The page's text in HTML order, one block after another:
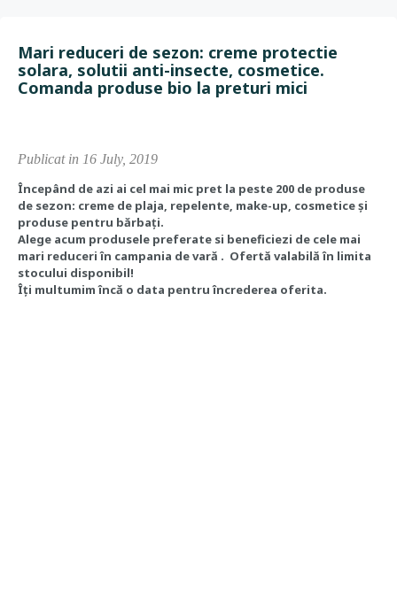
Mari reduceri de sezon: creme protectie
solara, solutii anti-insecte, cosmetice.
Comanda produse bio la preturi mici
Publicat in 16 July, 2019
Începând de azi ai cel mai mic pret la peste 200 de produse
de sezon: creme de plaja, repelente, make-up, cosmetice și
produse pentru bărbați.
Alege acum produsele preferate si beneficiezi de cele mai
mari reduceri în campania de vară . Ofertă valabilă în limita
stocului disponibil!
Îți multumim încă o data pentru încrederea oferita.